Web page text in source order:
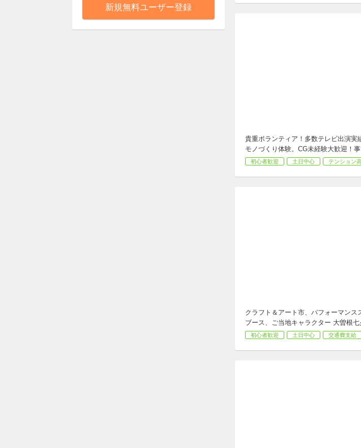
貴重ボランティア！多数テレビ出演実
モノづくり体験。CG未経験大歓迎！
初心者歓迎 土日中心 テンション
クラフト＆アート市、パフォーマン
ブース、ご当地キャラクター 大曽根
初心者歓迎 土日中心 交通費支給
新規無料ユーザー登録